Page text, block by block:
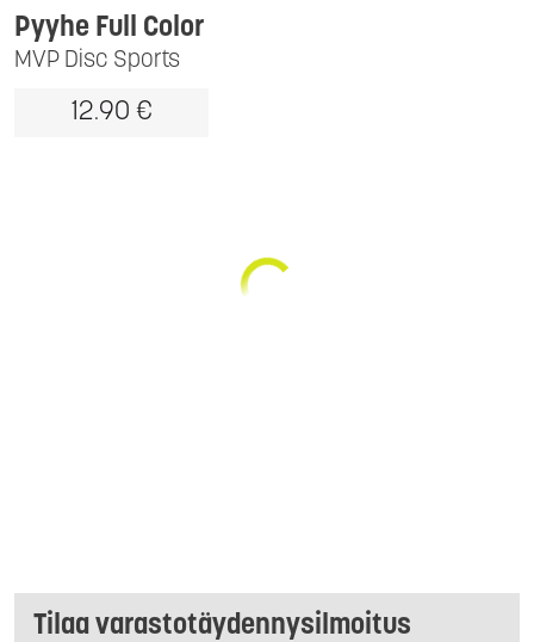
MVP Disc Sports
Pyyhe Full Color
12.90 €
Tilaa varastotäydennysilmoitus